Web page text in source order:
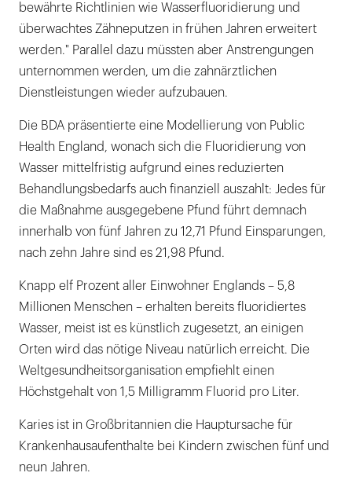
bewährte Richtlinien wie Wasserfluoridierung und
überwachtes Zähneputzen in frühen Jahren erweitert
werden." Parallel dazu müssten aber Anstrengungen
unternommen werden, um die zahnärztlichen
Dienstleistungen wieder aufzubauen.
Die BDA präsentierte eine Modellierung von Public
Health England, wonach sich die Fluoridierung von
Wasser mittelfristig aufgrund eines reduzierten
Behandlungsbedarfs auch finanziell auszahlt: Jedes für
die Maßnahme ausgegebene Pfund führt demnach
innerhalb von fünf Jahren zu 12,71 Pfund Einsparungen,
nach zehn Jahre sind es 21,98 Pfund.
Knapp elf Prozent aller Einwohner Englands – 5,8
Millionen Menschen – erhalten bereits fluoridiertes
Wasser, meist ist es künstlich zugesetzt, an einigen
Orten wird das nötige Niveau natürlich erreicht. Die
Weltgesundheitsorganisation empfiehlt einen
Höchstgehalt von 1,5 Milligramm Fluorid pro Liter.
Karies ist in Großbritannien die Hauptursache für
Krankenhausaufenthalte bei Kindern zwischen fünf und
neun Jahren.